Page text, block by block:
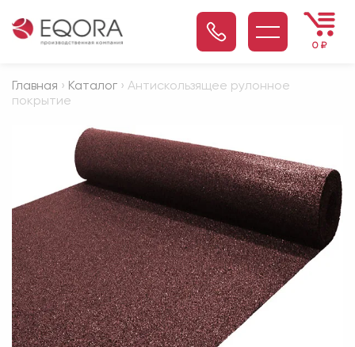
0 ₽
Главная › Каталог › Антискользящее рулонное
покрытие